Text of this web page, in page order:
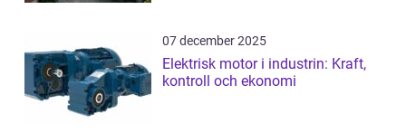
07 december 2025
Elektrisk motor i industrin: Kraft,
kontroll och ekonomi